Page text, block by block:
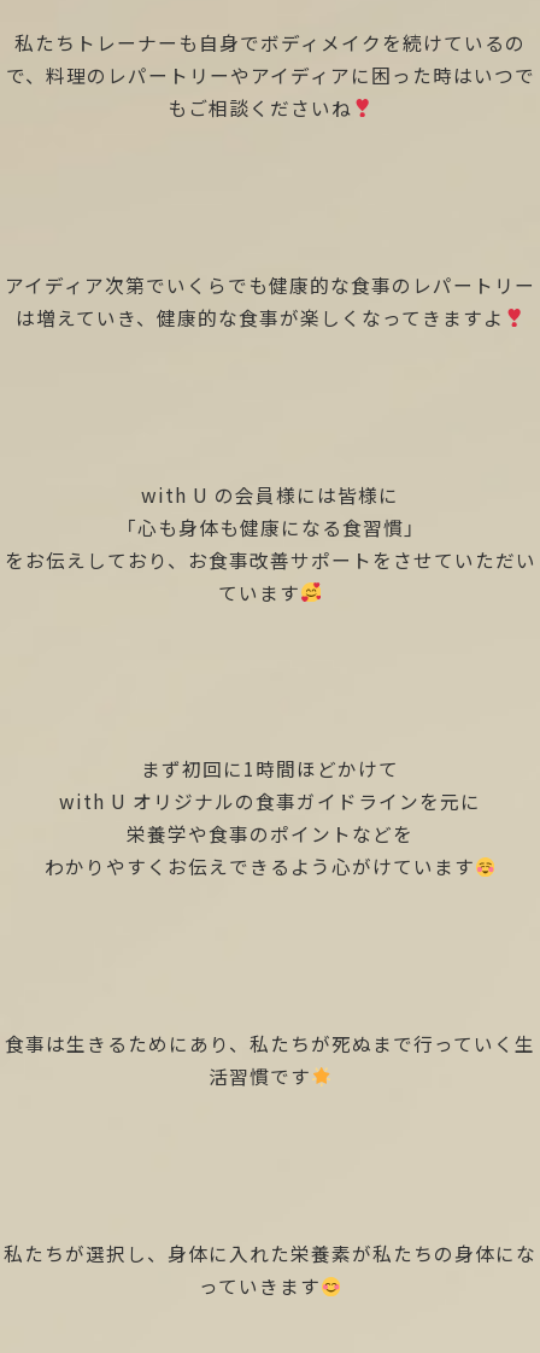
私たちトレーナーも自身でボディメイクを続けているの
で、料理のレパートリーやアイディアに困った時はいつで
もご相談くださいね
アイディア次第でいくらでも健康的な食事のレパートリー
は増えていき、健康的な食事が楽しくなってきますよ
with U の会員様には皆様に
「心も身体も健康になる食習慣」
をお伝えしており、お食事改善サポートをさせていただい
ています
まず初回に1時間ほどかけて
with U オリジナルの食事ガイドラインを元に
栄養学や食事のポイントなどを
わかりやすくお伝えできるよう心がけています
食事は生きるためにあり、私たちが死ぬまで行っていく生
活習慣です
私たちが選択し、身体に入れた栄養素が私たちの身体にな
っていきます